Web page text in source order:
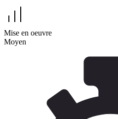
Mise en oeuvre
Moyen